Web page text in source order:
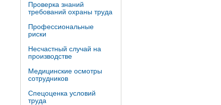
Проверка знаний
требований охраны труда
Профессиональные
риски
Несчастный случай на
производстве
Медицинские осмотры
сотрудников
Спецоценка условий
труда